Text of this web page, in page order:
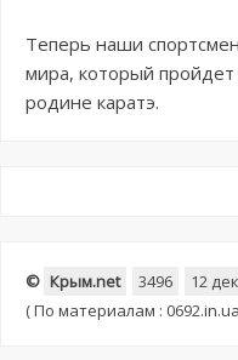
Теперь наши
мира, который
родине каратэ.
© Крым.net 3496
12
(По материалам :